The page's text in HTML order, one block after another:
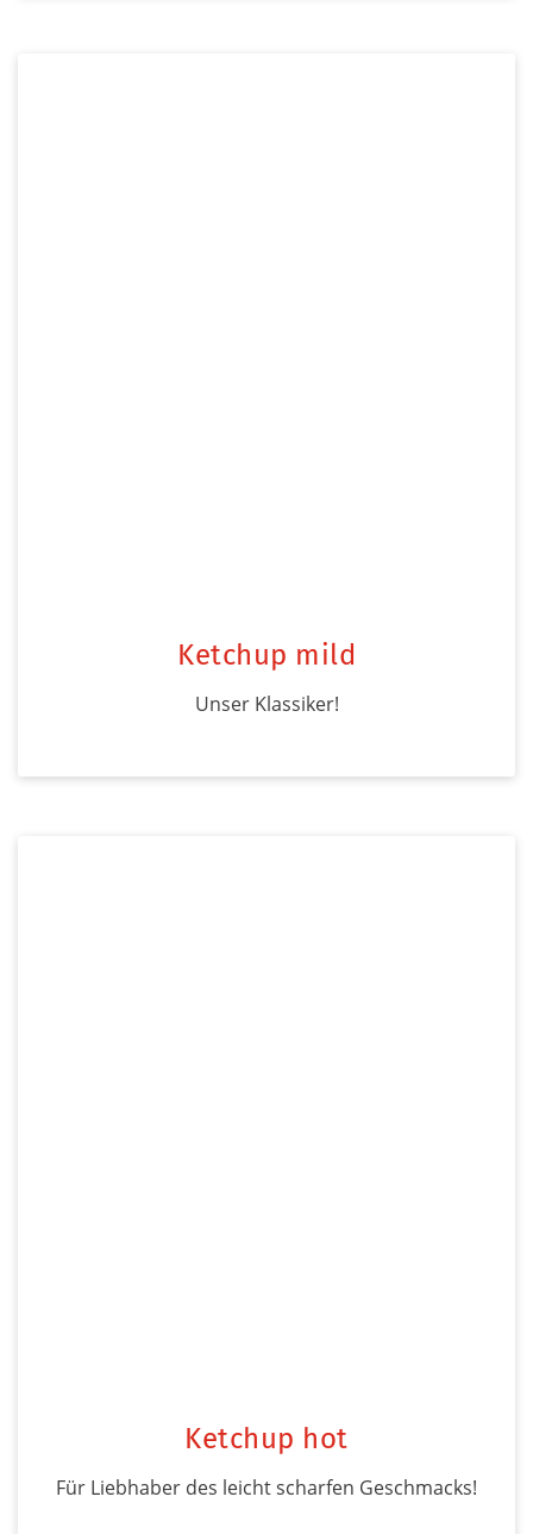
Ketchup mild
Unser Klassiker!
Ketchup hot
Für Liebhaber des leicht scharfen Geschmacks!